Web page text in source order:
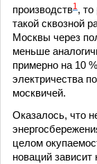
производств1, то
такой сквозной
Москвы через
меньше
примерно на 10
электричества
москвичей.
Оказалось, что
целом
новаций зависит